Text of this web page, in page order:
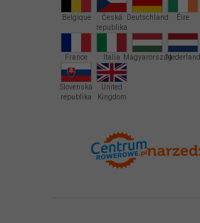
Belgique
Česká
republika
Deutschland Éire
France Italia MagyarországNederland
Slovenská
republika
United
Kingdom